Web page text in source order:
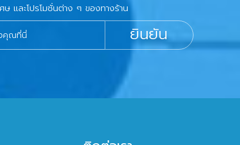
ษ และโปรโมชั่นต่าง ๆ ของทางร้าน
ยินยัน